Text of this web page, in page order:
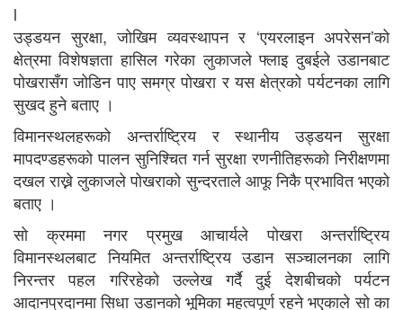
l
उड्डयन सुरक्षा, जोखिम व्यवस्थापन र ‘एयरलाइन अपरेसन’को
क्षेत्रमा विशेषज्ञता हासिल गरेका लुकाजले फ्लाइ दुबईले उडानबाट
पोखरासँग जोडिन पाए समग्र पोखरा र यस क्षेत्रको पर्यटनका लागि
सुखद हुने बताए ।
विमानस्थलहरूको अन्तर्राष्ट्रिय र स्थानीय उड्डयन सुरक्षा
मापदण्डहरूको पालन सुनिश्चित गर्न सुरक्षा रणनीतिहरूको निरीक्षणमा
दखल राख्ने लुकाजले पोखराको सुन्दरताले आफू निकै प्रभावित भएको
बताए ।
सो क्रममा नगर प्रमुख आचार्यले पोखरा अन्तर्राष्ट्रिय
विमानस्थलबाट नियमित अन्तर्राष्ट्रिय उडान सञ्चालनका लागि
निरन्तर पहल गरिरहेको उल्लेख गर्दै दुई देशबीचको पर्यटन
आदानप्रदानमा सिधा उडानको भूमिका महत्वपूर्ण रहने भएकाले सो का